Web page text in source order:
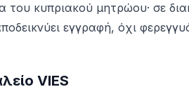
του κυπριακού μητρώου· σε
εγγραφή, όχι
VIES